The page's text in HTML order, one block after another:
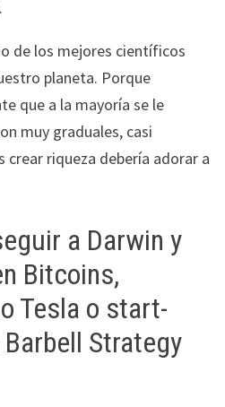
de los mejores científicos
planeta. Porque
que a la mayoría se le
muy graduales, casi
crear riqueza debería adorar a
a Darwin y
Bitcoins,
Tesla o start-
Strategy